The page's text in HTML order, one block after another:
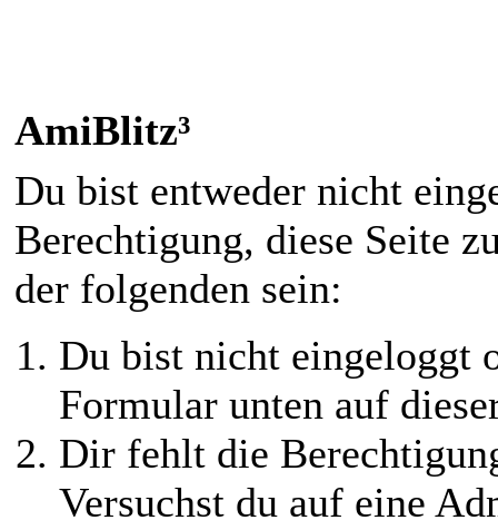
AmiBlitz³
Du bist entweder nicht
Berechtigung, diese Seite
der folgenden sein:
Du bist nicht eingeloggt
Formular unten auf
Dir fehlt die
Versuchst du auf eine